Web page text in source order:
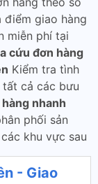
điểm giao hàng
miễn phí tại
cứu đơn hàng
Kiểm tra tình
tất cả các bưu
nhanh
phối sản
khu vực sau
- Giao